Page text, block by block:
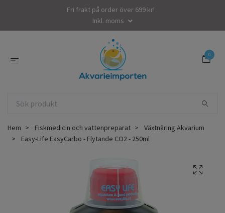
Fri frakt på order över 699 kr!
Inkl. moms
0
Hem Fiskmedicin och vattenpreparat
Växtnäring Akvarium
Easy-Life EasyCarbo - Flytande CO2 - 250ml